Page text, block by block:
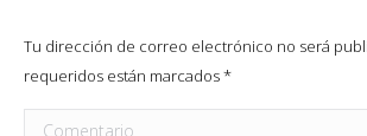
Tu dirección de correo electrónico no será
requeridos están marcados*
Comentario